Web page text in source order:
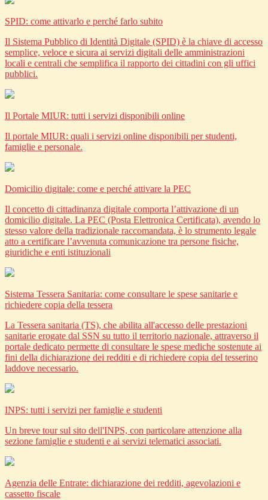
SPID: come attivarlo e perché farlo subito
Il Sistema Pubblico di Identità Digitale (SPID) è la chiave di accesso
semplice, veloce e sicura ai servizi digitali delle amministrazioni
locali e centrali che semplifica il rapporto dei cittadini con gli uffici
pubblici.
Il Portale MIUR: tutti i servizi disponibili online
Il portale MIUR: quali i servizi online disponibili per studenti,
famiglie e personale.
Domicilio digitale: come e perché attivare la PEC
Il concetto di cittadinanza digitale comporta l’attivazione di un
domicilio digitale. La PEC (Posta Elettronica Certificata), avendo lo
stesso valore della tradizionale raccomandata, è lo strumento legale
atto a certificare l’avvenuta comunicazione tra persone fisiche,
giuridiche e enti istituzionali
Sistema Tessera Sanitaria: come consultare le spese sanitarie e
richiedere copia della tessera
La Tessera sanitaria (TS), che abilita all'accesso delle prestazioni
sanitarie erogate dal SSN su tutto il territorio nazionale, attraverso il
portale dedicato permette di consultare le spese mediche sostenute ai
fini della dichiarazione dei redditi e di richiedere copia del tesserino
laddove necessario.
INPS: tutti i servizi per famiglie e studenti
Un breve tour sul sito dell'INPS, con particolare attenzione alla
sezione famiglie e studenti e ai servizi telematici associati.
Agenzia delle Entrate: dichiarazione dei redditi, agevolazioni e
cassetto fiscale